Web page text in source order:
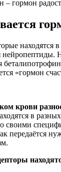
– гормон
находятся
нейропептиды.
«гормон
крови
в
своими
передаётся